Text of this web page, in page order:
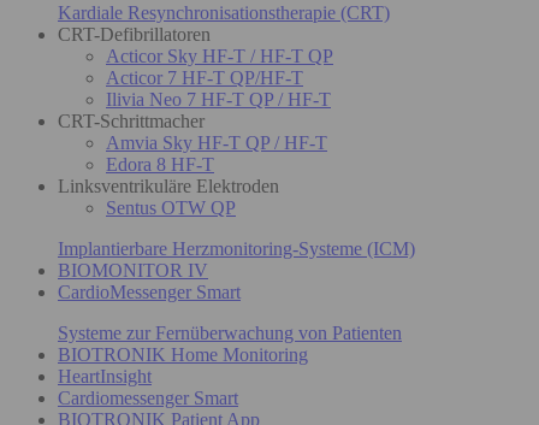
Kardiale Resynchronisationstherapie (CRT)
CRT-Defibrillatoren
Acticor Sky HF-T / HF-T QP
Acticor 7 HF-T QP/HF-T
Ilivia Neo 7 HF-T QP / HF-T
CRT-Schrittmacher
Amvia Sky HF-T QP / HF-T
Edora 8 HF-T
Linksventrikuläre Elektroden
Sentus OTW QP
Implantierbare Herzmonitoring-Systeme (ICM)
BIOMONITOR IV
CardioMessenger Smart
Systeme zur Fernüberwachung von Patienten
BIOTRONIK Home Monitoring
HeartInsight
Cardiomessenger Smart
BIOTRONIK Patient App